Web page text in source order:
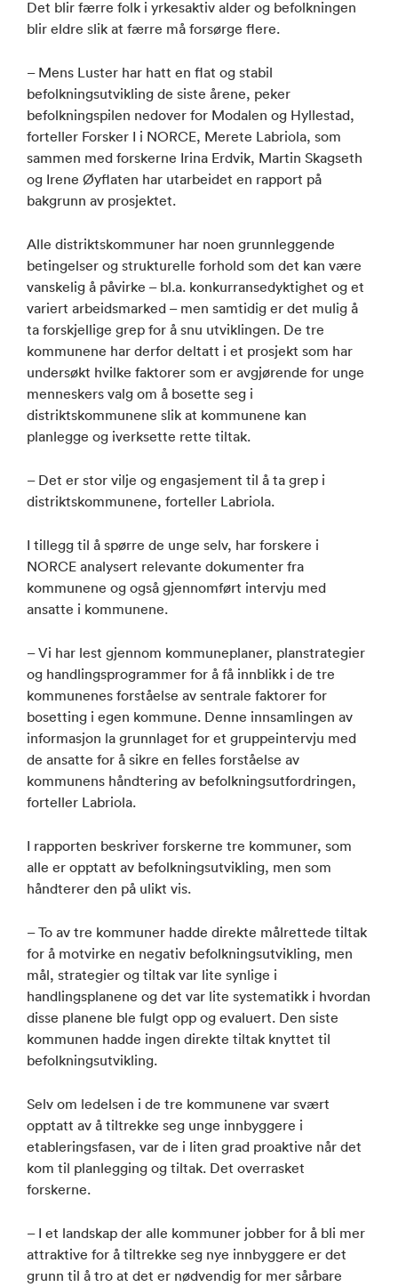
Det blir færre folk i yrkesaktiv alder og befolkningen
blir eldre slik at færre må forsørge flere.
– Mens Luster har hatt en flat og stabil
befolkningsutvikling de siste årene, peker
befolkningspilen nedover for Modalen og Hyllestad,
forteller Forsker I i NORCE, Merete Labriola, som
sammen med forskerne Irina Erdvik, Martin Skagseth
og Irene Øyflaten har utarbeidet en rapport på
bakgrunn av prosjektet.
Alle distriktskommuner har noen grunnleggende
betingelser og strukturelle forhold som det kan være
vanskelig å påvirke – bl.a. konkurransedyktighet og et
variert arbeidsmarked – men samtidig er det mulig å
ta forskjellige grep for å snu utviklingen. De tre
kommunene har derfor deltatt i et prosjekt som har
undersøkt hvilke faktorer som er avgjørende for unge
menneskers valg om å bosette seg i
distriktskommunene slik at kommunene kan
planlegge og iverksette rette tiltak.
– Det er stor vilje og engasjement til å ta grep i
distriktskommunene, forteller Labriola.
I tillegg til å spørre de unge selv, har forskere i
NORCE analysert relevante dokumenter fra
kommunene og også gjennomført intervju med
ansatte i kommunene.
– Vi har lest gjennom kommuneplaner, planstrategier
og handlingsprogrammer for å få innblikk i de tre
kommunenes forståelse av sentrale faktorer for
bosetting i egen kommune. Denne innsamlingen av
informasjon la grunnlaget for et gruppeintervju med
de ansatte for å sikre en felles forståelse av
kommunens håndtering av befolkningsutfordringen,
forteller Labriola.
I rapporten beskriver forskerne tre kommuner, som
alle er opptatt av befolkningsutvikling, men som
håndterer den på ulikt vis.
– To av tre kommuner hadde direkte målrettede tiltak
for å motvirke en negativ befolkningsutvikling, men
mål, strategier og tiltak var lite synlige i
handlingsplanene og det var lite systematikk i hvordan
disse planene ble fulgt opp og evaluert. Den siste
kommunen hadde ingen direkte tiltak knyttet til
befolkningsutvikling.
Selv om ledelsen i de tre kommunene var svært
opptatt av å tiltrekke seg unge innbyggere i
etableringsfasen, var de i liten grad proaktive når det
kom til planlegging og tiltak. Det overrasket
forskerne.
– I et landskap der alle kommuner jobber for å bli mer
attraktive for å tiltrekke seg nye innbyggere er det
grunn til å tro at det er nødvendig for mer sårbare